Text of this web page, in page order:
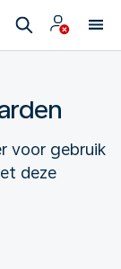
voor gebruik
deze